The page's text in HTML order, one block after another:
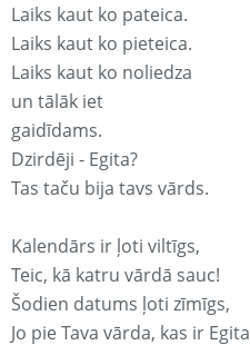
Laiks kaut ko pateica.
Laiks kaut ko pieteica.
Laiks kaut ko noliedza
un tālāk iet
gaidīdams.
Dzirdēji - Egita?
Tas taču bija tavs vārds.
Kalendārs ir ļoti viltīgs,
Teic, kā katru vārdā sauc!
Šodien datums ļoti zīmīgs,
Jo pie Tava vārda, kas ir Egita